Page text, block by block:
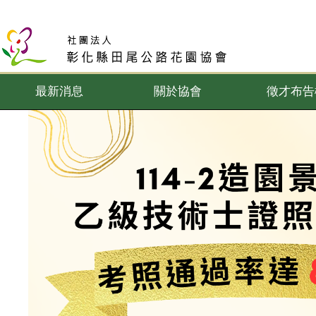
最新消息 關於協會 徵才布